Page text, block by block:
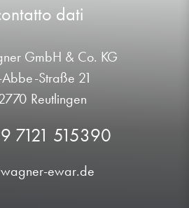
dati
GmbH & Co. KG
Abbe-Straße 21
Reutlingen
7121 515390
ewar.de